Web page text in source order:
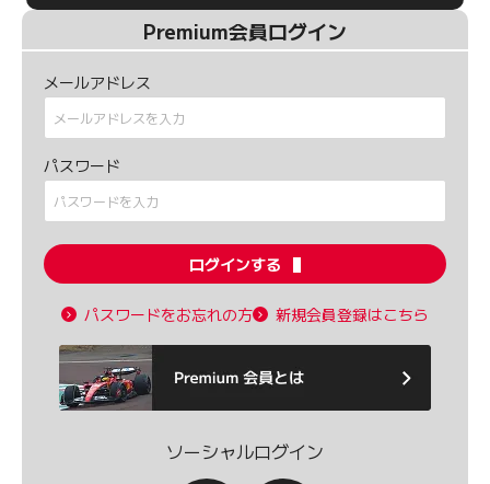
Premium会員ログイン
メールアドレス
パスワード
ログインする
パスワードをお忘れの方 新規会員登録はこちら
ソーシャルログイン